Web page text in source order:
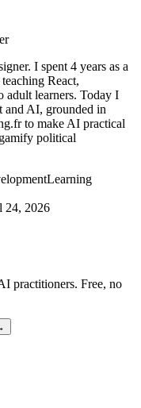
I spent 4 years as a
React,
adult learners. Today I
and AI, grounded in
to make AI practical
political
Learning
24, 2026
practitioners. Free, no